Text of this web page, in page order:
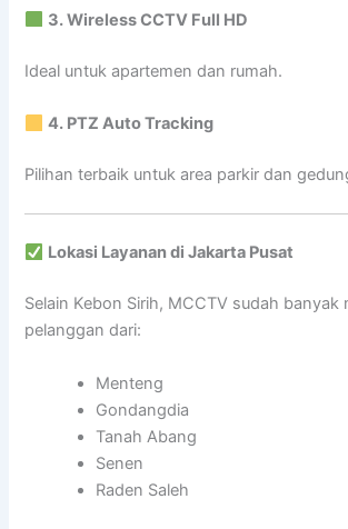
3. Wireless CCTV Full HD
Ideal untuk apartemen dan rumah.
4. PTZ Auto Tracking
Pilihan terbaik untuk area parkir dan
Lokasi Layanan di Jakarta Pusat
Selain Kebon Sirih, MCCTV sudah banyak
pelanggan dari:
Menteng
Gondangdia
Tanah Abang
Senen
Raden Saleh